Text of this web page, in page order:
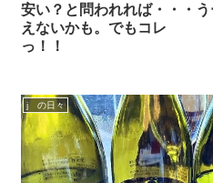
安い？と問われれば・・・
えないかも。でもコレ
っ！！
j の日々